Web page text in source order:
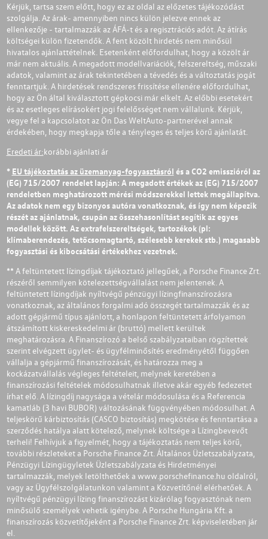
Kérjük, tartsa szem előtt, hogy ez az oldal az előzetes tájékozódást
szolgálja. Az árak- amennyiben nincs külön jelezve ennek az
ellenkezője - tartalmazzák az ÁFÁ-t és a regisztrációs adót. Az átírás
költségei külön fizetendők. A fent közölt hirdetés nem minősül
hivatalos ajánlattételnek. Esetenként előfordulhat, hogy a közölt ár
már nem aktuális. A megadott modellvariációk, felszereltség, műszaki
adatok, valamint az árak tekintetében a tévedés és a változtatás jogát
fenntartjuk. A hirdetések rendszeres frissítése ellenére előfordulhat,
hogy az Ön által kiválasztott gépkocsi már elkelt. Az előbbi esetekért
és az esetleges elírásokért jogi felelősséget nem vállalunk. Kérjük,
vegye fel a kapcsolatot az Ön Das WeltAuto-partnerével annak
érdekében, hogy megkapja tőle a tényleges és teljes körű ajánlatát.
Eredeti ár:korábbi ajánlati ár
* EU tájékoztatás az üzemanyag-fogyasztásról és a CO2 emisszióról az
(EG) 715/2007 rendelet lapján: A megadott értékek az (EG) 715/2007
rendeletben meghatározott mérési módszerekkel lettek megállapítva.
Az adatok nem egy bizonyos autóra vonatkoznak, és így nem képezik
részét az ajánlatnak, csupán az összehasonlítást segítik az egyes
modellek között. Az extrafelszereltségek, tartozékok (pl:
klímaberendezés, tetőcsomagtartó, szélesebb kerekek stb.) magasabb
fogyasztási és kibocsátási értékekhez vezetnek.
** A feltüntetett lízingdíjak tájékoztató jellegűek, a Porsche Finance Zrt.
részéről semmilyen kötelezettségvállalást nem jelentenek. A
feltüntetett lízingdíjak nyíltvégű pénzügyi lízingfinanszírozásra
vonatkoznak, az általános forgalmi adó összegét tartalmazzák és az
adott gépjármű típus ajánlott, a honlapon feltüntetett árfolyamon
átszámított kiskereskedelmi ár (bruttó) mellett kerültek
meghatározásra. A Finanszírozó a belső szabályzataiban rögzítettek
szerint elvégzett ügylet- és ügyfélminősítés eredményétől függően
vállalja a gépjármű finanszírozását, és határozza meg a
kockázatvállalás végleges feltételeit, melynek keretében a
finanszírozási feltételek módosulhatnak illetve akár egyéb fedezetet
írhat elő. A lízingdíj nagysága a vételár módosulása és a Referencia
kamatláb (3 havi BUBOR) változásának függvényében módosulhat. A
teljeskörű kárbiztosítás (CASCO biztosítás) megkötése és fenntartása a
szerződés hatálya alatt kötelező, melynek költsége a Lízingbevevőt
terheli! Felhívjuk a figyelmét, hogy a tájékoztatás nem teljes körű,
további részleteket a Porsche Finance Zrt. Általános Üzletszabályzata,
Pénzügyi Lízingügyletek Üzletszabályzata és Hirdetményei
tartalmazzák, melyek letölthetőek a www.porschefinance.hu oldalról,
vagy az Ügyfélszolgálatunkon valamint a Közvetítőnél elérhetőek. A
nyíltvégű pénzügyi lízing finanszírozást kizárólag fogyasztónak nem
minősülő személyek vehetik igénybe. A Porsche Hungária Kft. a
finanszírozás közvetítőjeként a Porsche Finance Zrt. képviseletében jár
el.